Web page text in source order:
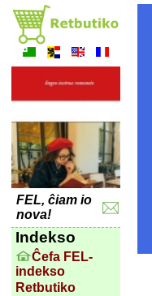
FEL, ĉiam io
nova!
Indekso
Ĉefa FEL-
indekso
Retbutiko